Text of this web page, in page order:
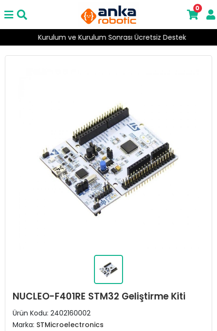
Kurulum ve Kurulum Sonrası Ücretsiz Destek
0
NUCLEO-F401RE STM32 Geliştirme Kiti
Ürün Kodu: 2402160002
Marka: STMicroelectronics